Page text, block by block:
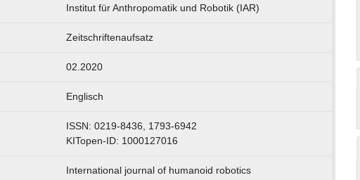
Institut für Anthropomatik und Robotik (IAR)
Zeitschriftenaufsatz
02.2020
Englisch
ISSN: 0219-8436, 1793-6942
KITopen-ID: 1000127016
International journal of humanoid robotics